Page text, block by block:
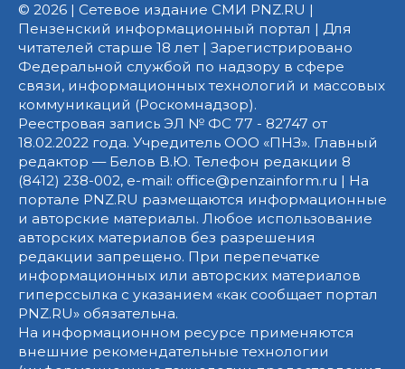
© 2026 | Сетевое издание СМИ PNZ.RU |
Пензенский информационный портал | Для
читателей старше 18 лет | Зарегистрировано
Федеральной службой по надзору в сфере
связи, информационных технологий и массовых
коммуникаций (Роскомнадзор).
Реестровая запись ЭЛ № ФС 77 - 82747 от
18.02.2022 года. Учредитель ООО «ПНЗ». Главный
редактор — Белов В.Ю. Телефон редакции 8
(8412) 238-002, e-mail: office@penzainform.ru | На
портале PNZ.RU размещаются информационные
и авторские материалы. Любое использование
авторских материалов без разрешения
редакции запрещено. При перепечатке
информационных или авторских материалов
гиперссылка с указанием «как сообщает портал
PNZ.RU» обязательна.
На информационном ресурсе применяются
внешние рекомендательные технологии